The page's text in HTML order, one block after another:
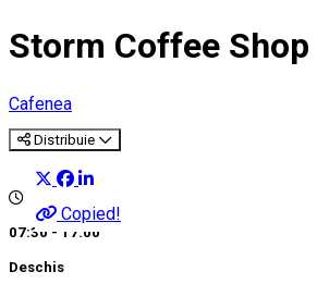
Storm Coffee Shop
Cafenea
Distribuie
Copied!
07:30 - 17:00
Deschis